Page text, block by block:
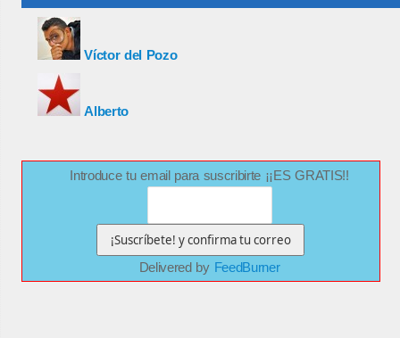
Víctor del Pozo
Alberto
Introduce tu email para suscribirte ¡¡ES GRATIS!!
Delivered by FeedBurner